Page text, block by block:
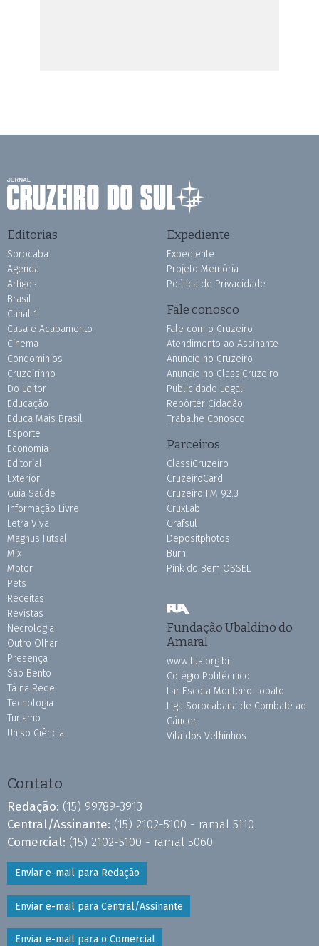
Editorias
Sorocaba
Agenda
Artigos
Brasil
Canal 1
Casa e Acabamento
Cinema
Condomínios
Cruzeirinho
Do Leitor
Educação
Educa Mais Brasil
Esporte
Economia
Editorial
Exterior
Guia Saúde
Informação Livre
Letra Viva
Magnus Futsal
Mix
Motor
Pets
Receitas
Revistas
Necrologia
Outro Olhar
Presença
São Bento
Tá na Rede
Tecnologia
Turismo
Uniso Ciência
Expediente
Expediente
Projeto Memória
Política de Privacidade
Fale conosco
Fale com o Cruzeiro
Atendimento ao Assinante
Anuncie no Cruzeiro
Anuncie no ClassiCruzeiro
Publicidade Legal
Repórter Cidadão
Trabalhe Conosco
Parceiros
ClassiCruzeiro
CruzeiroCard
Cruzeiro FM 92.3
CruxLab
Grafsul
Depositphotos
Burh
Pink do Bem OSSEL
Fundação Ubaldino do
Amaral
www.fua.org.br
Colégio Politécnico
Lar Escola Monteiro Lobato
Liga Sorocabana de Combate ao
Câncer
Vila dos Velhinhos
Contato
Redação: (15) 99789-3913
Central/Assinante: (15) 2102-5100 - ramal 5110
Comercial: (15) 2102-5100 - ramal 5060
Enviar e-mail para Redação
Enviar e-mail para Central/Assinante
Enviar e-mail para o Comercial